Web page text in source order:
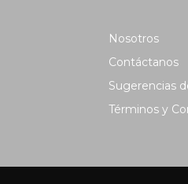
Nosotros
Contáctanos
Sugerencias
Términos y